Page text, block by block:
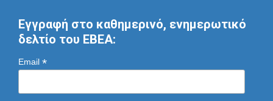
Εγγραφή στο καθημερινό, ενημερωτικό
δελτίο του ΕΒΕΑ:
Email *